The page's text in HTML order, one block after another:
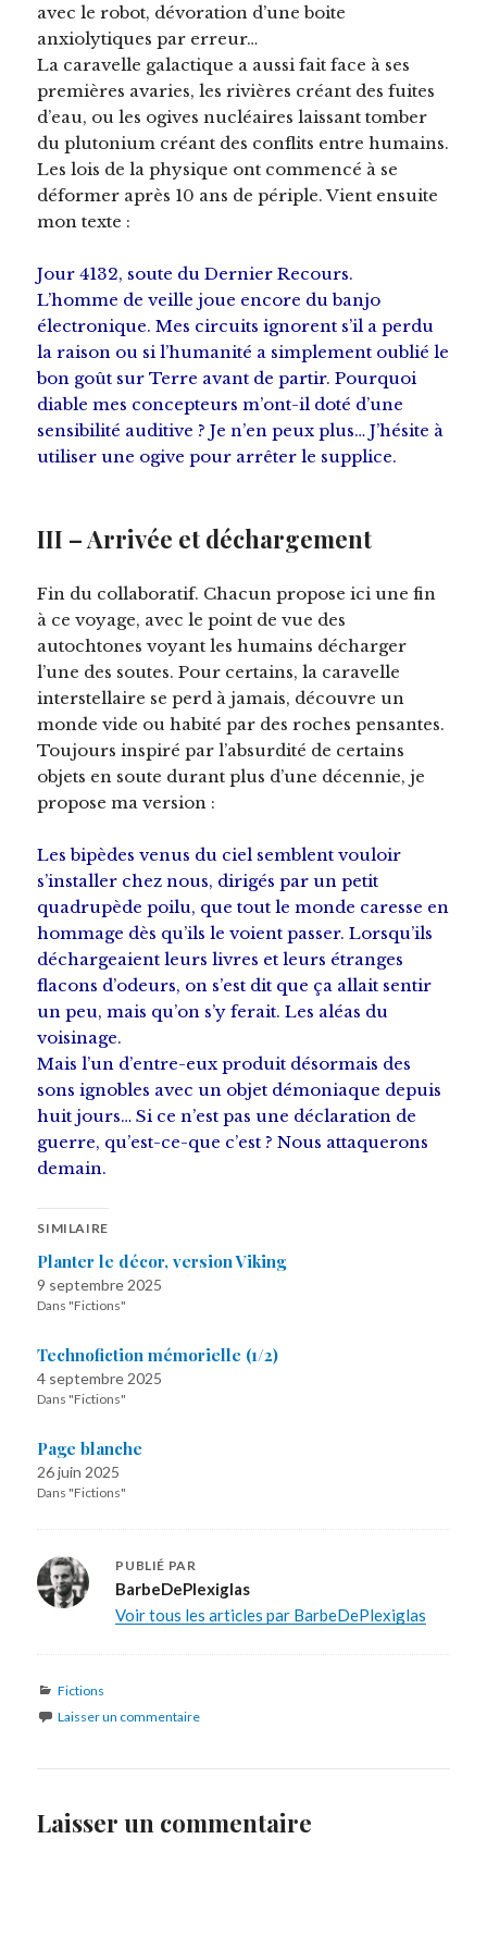
avec le robot, dévoration d’une boite
anxiolytiques par erreur…
La caravelle galactique a aussi fait face à ses
premières avaries, les rivières créant des fuites
d’eau, ou les ogives nucléaires laissant tomber
du plutonium créant des conflits entre humains.
Les lois de la physique ont commencé à se
déformer après 10 ans de périple. Vient ensuite
mon texte :
Jour 4132, soute du Dernier Recours.
L’homme de veille joue encore du banjo
électronique. Mes circuits ignorent s’il a perdu
la raison ou si l’humanité a simplement oublié le
bon goût sur Terre avant de partir. Pourquoi
diable mes concepteurs m’ont-il doté d’une
sensibilité auditive ? Je n’en peux plus… J’hésite à
utiliser une ogive pour arrêter le supplice.
III – Arrivée et déchargement
Fin du collaboratif. Chacun propose ici une fin
à ce voyage, avec le point de vue des
autochtones voyant les humains décharger
l’une des soutes. Pour certains, la caravelle
interstellaire se perd à jamais, découvre un
monde vide ou habité par des roches pensantes.
Toujours inspiré par l’absurdité de certains
objets en soute durant plus d’une décennie, je
propose ma version :
Les bipèdes venus du ciel semblent vouloir
s’installer chez nous, dirigés par un petit
quadrupède poilu, que tout le monde caresse en
hommage dès qu’ils le voient passer. Lorsqu’ils
déchargeaient leurs livres et leurs étranges
flacons d’odeurs, on s’est dit que ça allait sentir
un peu, mais qu’on s’y ferait. Les aléas du
voisinage.
Mais l’un d’entre-eux produit désormais des
sons ignobles avec un objet démoniaque depuis
huit jours… Si ce n’est pas une déclaration de
guerre, qu’est-ce-que c’est ?Nous attaquerons
demain.
SIMILAIRE
Planter le décor, version Viking
9 septembre 2025
Dans "Fictions"
Technofiction mémorielle (1/2)
4 septembre 2025
Dans "Fictions"
Page blanche
26 juin 2025
Dans "Fictions"
PUBLIÉ PAR
BarbeDePlexiglas
Voir tous les articles par BarbeDePlexiglas
Catégories
Fictions
Laisser un commentaire
Laisser un commentaire